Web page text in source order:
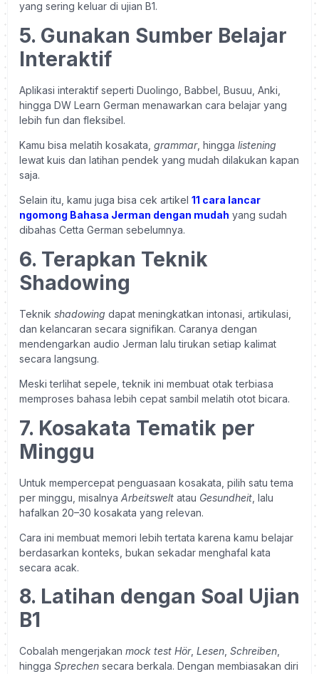
yang sering keluar di ujian B1.
5. Gunakan Sumber Belajar
Interaktif
Aplikasi interaktif seperti Duolingo, Babbel, Busuu, Anki,
hingga DW Learn German menawarkan cara belajar yang
lebih fun dan fleksibel.
Kamu bisa melatih kosakata, grammar, hingga listening
lewat kuis dan latihan pendek yang mudah dilakukan kapan
saja.
Selain itu, kamu juga bisa cek artikel 11 cara lancar
ngomong Bahasa Jerman dengan mudah yang sudah
dibahas Cetta German sebelumnya.
6. Terapkan Teknik
Shadowing
Teknik shadowing dapat meningkatkan intonasi, artikulasi,
dan kelancaran secara signifikan. Caranya dengan
mendengarkan audio Jerman lalu tirukan setiap kalimat
secara langsung.
Meski terlihat sepele, teknik ini membuat otak terbiasa
memproses bahasa lebih cepat sambil melatih otot bicara.
7. Kosakata Tematik per
Minggu
Untuk mempercepat penguasaan kosakata, pilih satu tema
per minggu, misalnya Arbeitswelt atau Gesundheit , lalu
hafalkan 20–30 kosakata yang relevan.
Cara ini membuat memori lebih tertata karena kamu belajar
berdasarkan konteks, bukan sekadar menghafal kata
secara acak.
8. Latihan dengan Soal Ujian
B1
Cobalah mengerjakan mock test Hör, Lesen Schreiben
hingga Sprechen secara berkala. Dengan membiasakan diri